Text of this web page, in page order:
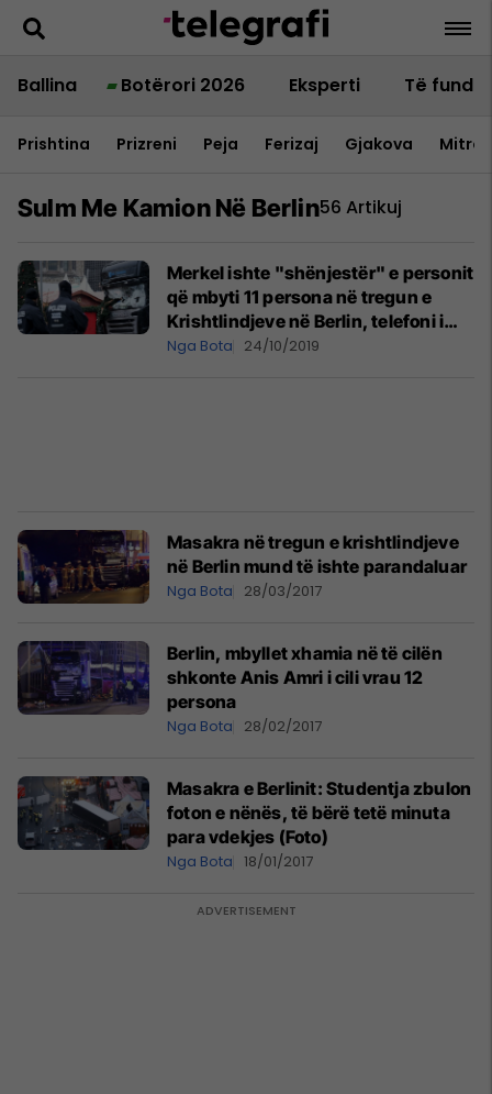
Ballina Botërori 2026 Eksperti Të fundit
Prishtina Prizreni Peja Ferizaj Gjakova
Sulm Me Kamion Në Berlin56 Artikuj
Merkel ishte "shënjestër" e personit
që mbyti 11 persona në tregun e
Krishtlindjeve në Berlin, telefoni i
zbuloi planet e tij rrëqethëse
Nga Bota 24/10/2019
Masakra në tregun e krishtlindjeve
në Berlin mund të ishte parandaluar
Nga Bota 28/03/2017
Berlin, mbyllet xhamia në të cilën
shkonte Anis Amri i cili vrau 12
persona
Nga Bota 28/02/2017
Masakra e Berlinit: Studentja zbulon
foton e nënës, të bërë tetë minuta
para vdekjes (Foto)
Nga Bota 18/01/2017